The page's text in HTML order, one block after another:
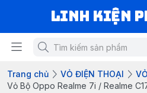
LINH KIỆN
Trang chủ VỎ ĐIỆN THOẠI
Vỏ Bộ Oppo Realme 7i / Realme